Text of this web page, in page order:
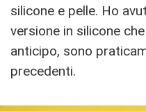
silicone e pelle. Ho
versione in silicone
anticipo, sono
precedenti.